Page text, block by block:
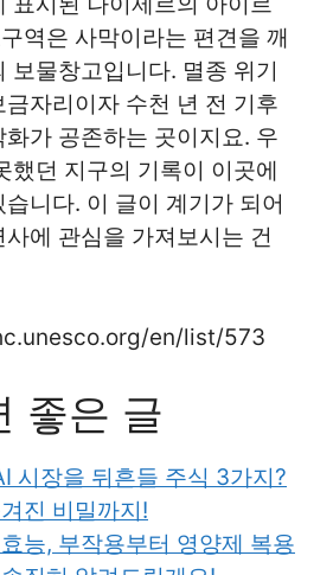
역은 사막이라는 편견을 깨
보물창고입니다. 멸종 위기
자리이자 수천 년 전 기후
가 공존하는 곳이지요. 우
했던 지구의 기록이 이곳에
니다. 이 글이 계기가 되어
에 관심을 가져보시는 건
en/list/573
좋은 글
시장을 뒤흔들 주식 3가지?
진 비밀까지!
능, 부작용부터 영양제 복용